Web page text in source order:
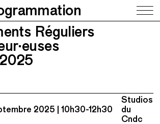
des Danseur·euses
Réguliers
2025 10h30-12h30
Studios
du
Cndc